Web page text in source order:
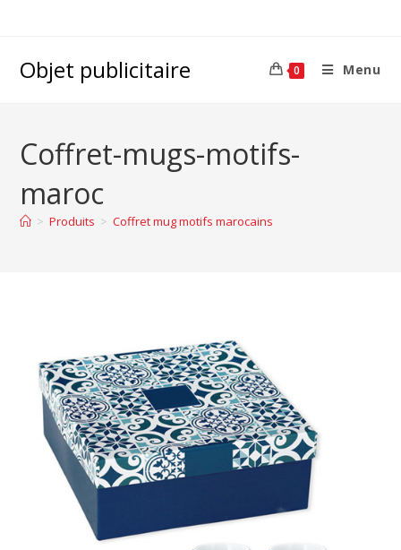
Objet publicitaire 0 Menu
Coffret-mugs-motifs-
maroc
> Produits > Coffret mug motifs marocains